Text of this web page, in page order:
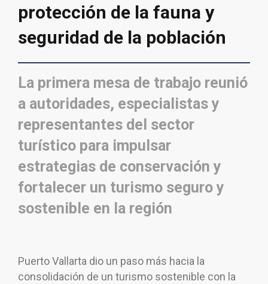
protección de la fauna y
seguridad de la población
La primera mesa de trabajo reunió
a autoridades, especialistas y
representantes del sector
turístico para impulsar
estrategias de conservación y
fortalecer un turismo seguro y
sostenible en la región
Puerto Vallarta dio un paso más hacia la
consolidación de un turismo sostenible con la